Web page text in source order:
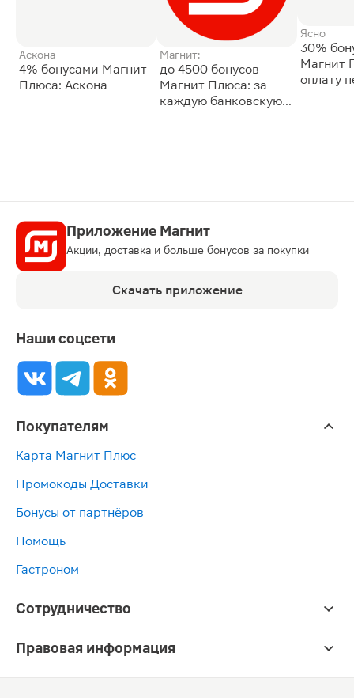
Аскона
4% бонусами Магнит
Плюса: Аскона
Магнит:
до 4500 бонусов
Магнит Плюса: за
каждую банковскую
Ясно
30%
Магнит
оплату
Приложение Магнит
Акции, доставка и больше бонусов за покупки
Скачать приложение
Наши соцсети
Покупателям
Карта Магнит Плюс
Промокоды Доставки
Бонусы от партнёров
Помощь
Гастроном
Сотрудничество
Правовая информация